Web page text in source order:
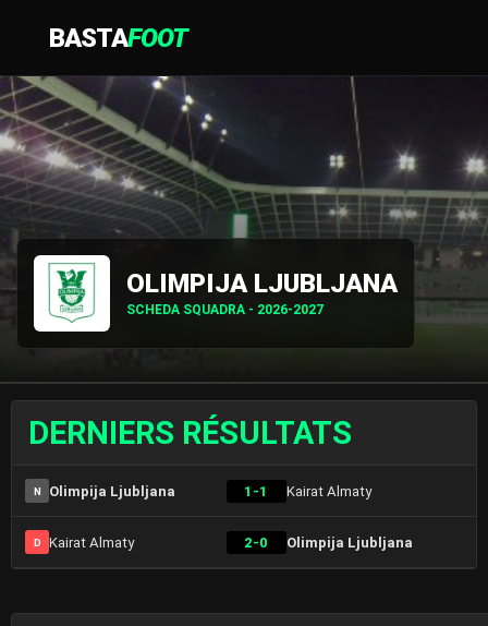
BASTAFOOT
OLIMPIJA LJUBLJANA
SCHEDA SQUADRA - 2026-2027
DERNIERS RÉSULTATS
N Olimpija Ljubljana 1-1 Kairat Almaty
D Kairat Almaty 2-0 Olimpija Ljubljana